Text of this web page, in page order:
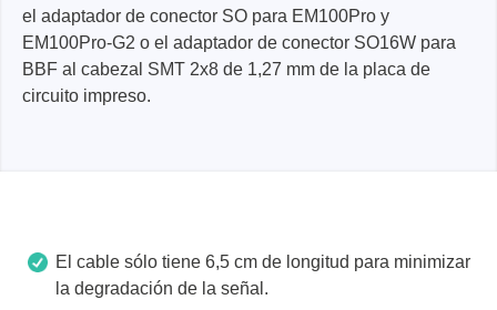
el adaptador de conector SO para EM100Pro y
EM100Pro-G2 o el adaptador de conector SO16W para
BBF al cabezal SMT 2x8 de 1,27 mm de la placa de
circuito impreso.
El cable sólo tiene 6,5 cm de longitud para minimizar
la degradación de la señal.